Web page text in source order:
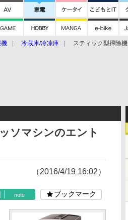
冷蔵庫/冷凍庫 スティック型掃除機
ソマシンのエント
（2016/4/19 16:02）
note ブックマーク